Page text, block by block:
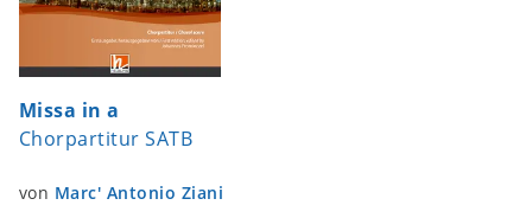
Missa in a
Chorpartitur SATB
von Marc' Antonio Ziani